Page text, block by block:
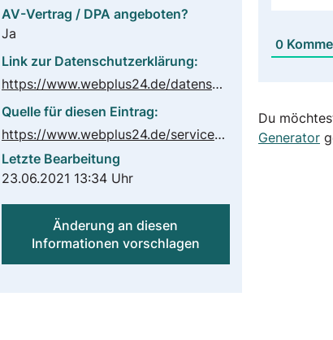
AV-Vertrag / DPA angeboten?
Ja
Link zur Datenschutzerklärung:
https://www.webplus24.de/datenschutz.php
Quelle für diesen Eintrag:
https://www.webplus24.de/service-1/formulare-downloads-1.php
Letzte Bearbeitung
23.06.2021 13:34 Uhr
Änderung an diesen
Informationen vorschlagen
0
Du
Generator